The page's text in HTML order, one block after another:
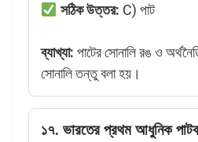
সঠিক উত্তর: C) পাট
ব্যাখ্যা: পাটের সোনালি রঙ ও
সোনালি তন্তু বলা হয়।
১৭. ভারতের প্রথম আধুনিক